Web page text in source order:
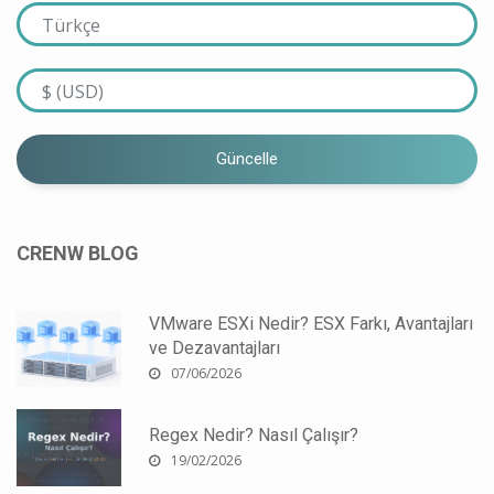
Güncelle
CRENW BLOG
VMware ESXi Nedir? ESX Farkı, Avantajları
ve Dezavantajları
07/06/2026
Regex Nedir? Nasıl Çalışır?
19/02/2026